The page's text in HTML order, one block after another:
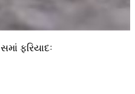
ફરિયાદઃ